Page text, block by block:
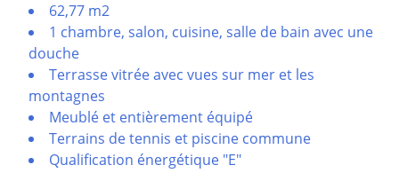
62,77 m2
1 chambre, salon, cuisine, salle de bain avec une
douche
Terrasse vitrée avec vues sur mer et les
montagnes
Meublé et entièrement équipé
Terrains de tennis et piscine commune
Qualification énergétique "E"